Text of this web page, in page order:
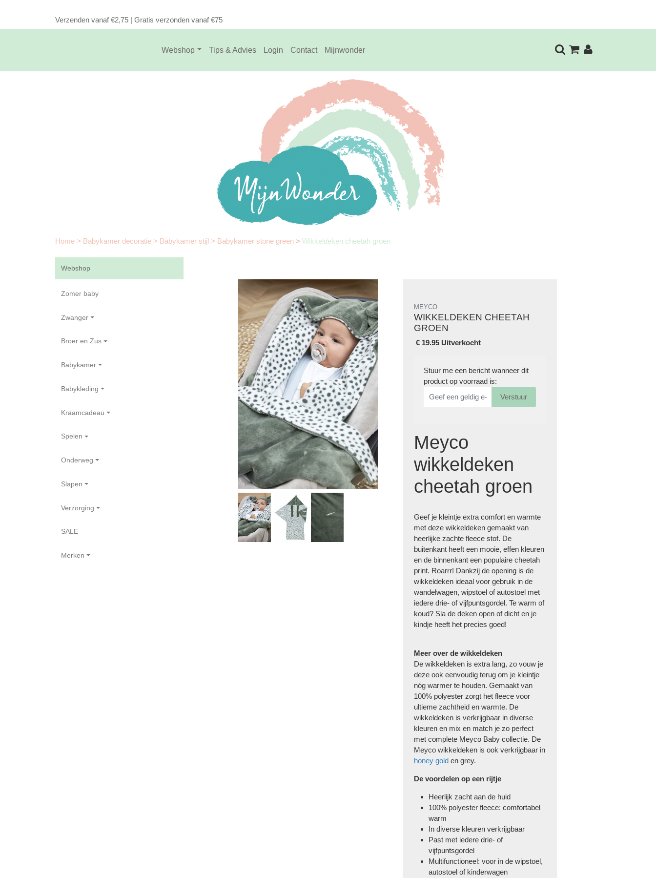
Verzenden vanaf €2,75 | Gratis verzonden vanaf €75
Mijnwonder
Contact
Login
Tips & Advies
Webshop
Home > Babykamer decoratie > Babykamer stijl > Babykamer stone green> Wikkeldeken cheetah groen
Webshop
Zomer baby
Zwanger
Broer en Zus
Babykamer
Babykleding
Kraamcadeau
Spelen
Onderweg
Slapen
Verzorging
SALE
Merken
MEYCO
WIKKELDEKEN CHEETAH
GROEN
€ 19.95 Uitverkocht
Stuur me een bericht wanneer dit
product op voorraad is:
Verstuur
Meyco
wikkeldeken
cheetah groen
Geef je kleintje extra comfort en warmte
met deze wikkeldeken gemaakt van
heerlijke zachte fleece stof. De
buitenkant heeft een mooie, effen kleuren
en de binnenkant een populaire cheetah
print. Roarrr! Dankzij de opening is de
wikkeldeken ideaal voor gebruik in de
wandelwagen, wipstoel of autostoel met
iedere drie- of vijfpuntsgordel. Te warm of
koud? Sla de deken open of dicht en je
kindje heeft het precies goed!
Meer over de wikkeldeken
De wikkeldeken is extra lang, zo vouw je
deze ook eenvoudig terug om je kleintje
nóg warmer te houden. Gemaakt van
100% polyester zorgt het fleece voor
ultieme zachtheid en warmte. De
wikkeldeken is verkrijgbaar in diverse
kleuren en mix en match je zo perfect
met complete Meyco Baby collectie. De
Meyco wikkeldeken is ook verkrijgbaar in
honey gold engrey.
De voordelen op een rijtje
Heerlijk zacht aan de huid
100% polyester fleece: comfortabel
warm
In diverse kleuren verkrijgbaar
Past met iedere drie- of
vijfpuntsgordel
Multifunctioneel: voor in de wipstoel,
autostoel of kinderwagen